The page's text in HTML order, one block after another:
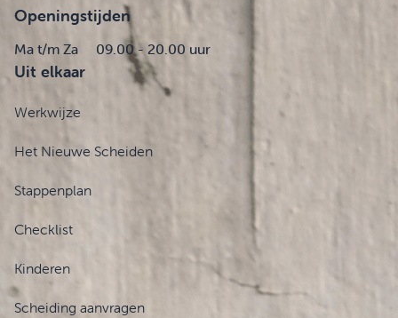
Openingstijden
Ma t/m Za 09.00 - 20.00 uur
Uit elkaar
Werkwijze
Het Nieuwe Scheiden
Stappenplan
Checklist
Kinderen
Scheiding aanvragen